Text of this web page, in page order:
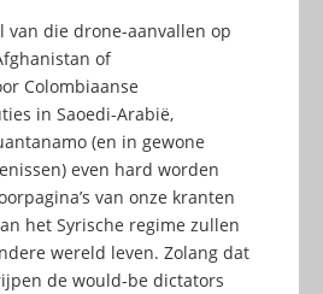
van die drone-aanvallen op
of
Colombiaanse
in Saoedi-Arabië,
(en in gewone
even hard worden
van onze kranten
het Syrische regime zullen
wereld leven. Zolang dat
de would-be dictators